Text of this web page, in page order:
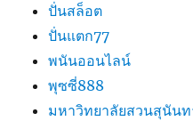
ปั่นสล็อต
ปั่นแตก77
พนันออนไลน์
พุซซี่888
มหาวิทยาลัยสวนสุนันท